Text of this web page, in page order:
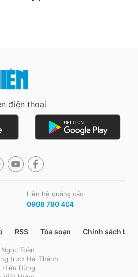
điện thoại
Liên hệ quảng cáo
0908 780 404
RSS Tòa soạn Chính sách bảo
Toàn
trực: Hải Thành
Hiếu Dũng